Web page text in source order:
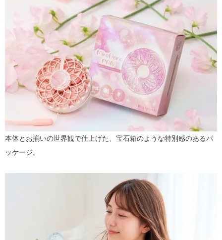
本体とお揃いの世界観で仕上げた、宝石箱のような特別感のあるパ
ッケージ。